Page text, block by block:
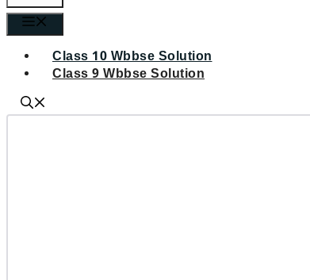
Class 10 Wbbse Solution
Class 9 Wbbse Solution